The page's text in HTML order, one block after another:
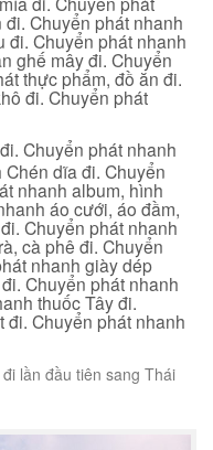
Chuyển phát nhanh
đi. Chuyển phát nhanh
ghế mây đi. Chuyển
thực phẩm, đồ ăn đi.
đi. Chuyển phát
Chuyển phát nhanh
dĩa đi. Chuyển
nhanh album, hình
áo cưới, áo đầm,
Chuyển phát nhanh
cà phê đi. Chuyển
nhanh giày dép
Chuyển phát nhanh
thuốc Tây đi.
đi. Chuyển phát nhanh
lần đầu tiên sang Thái